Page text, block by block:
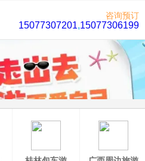
咨询预订
15077307201,15077306199